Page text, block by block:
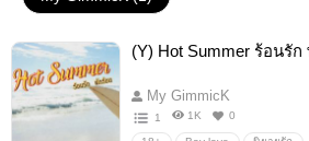
(Y) Hot Summer ร้อนรั
My GimmicK
1 1K 0